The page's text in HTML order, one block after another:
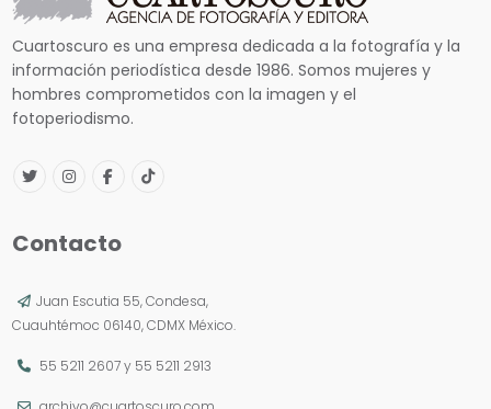
Cuartoscuro es una empresa dedicada a la fotografía y la
información periodística desde 1986. Somos mujeres y
hombres comprometidos con la imagen y el
fotoperiodismo.
Contacto
Juan Escutia 55, Condesa,
Cuauhtémoc 06140, CDMX México.
55 5211 2607y 55 5211 2913